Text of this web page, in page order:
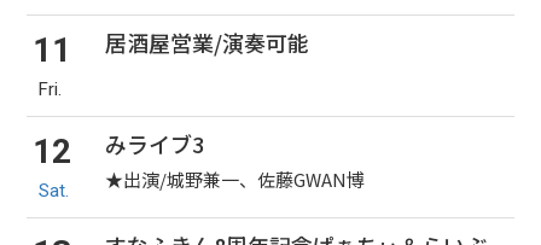
11
Fri.
居酒屋営業/演奏可能
12
Sat.
みライブ3
★出演/城野兼一、佐藤GWAN博